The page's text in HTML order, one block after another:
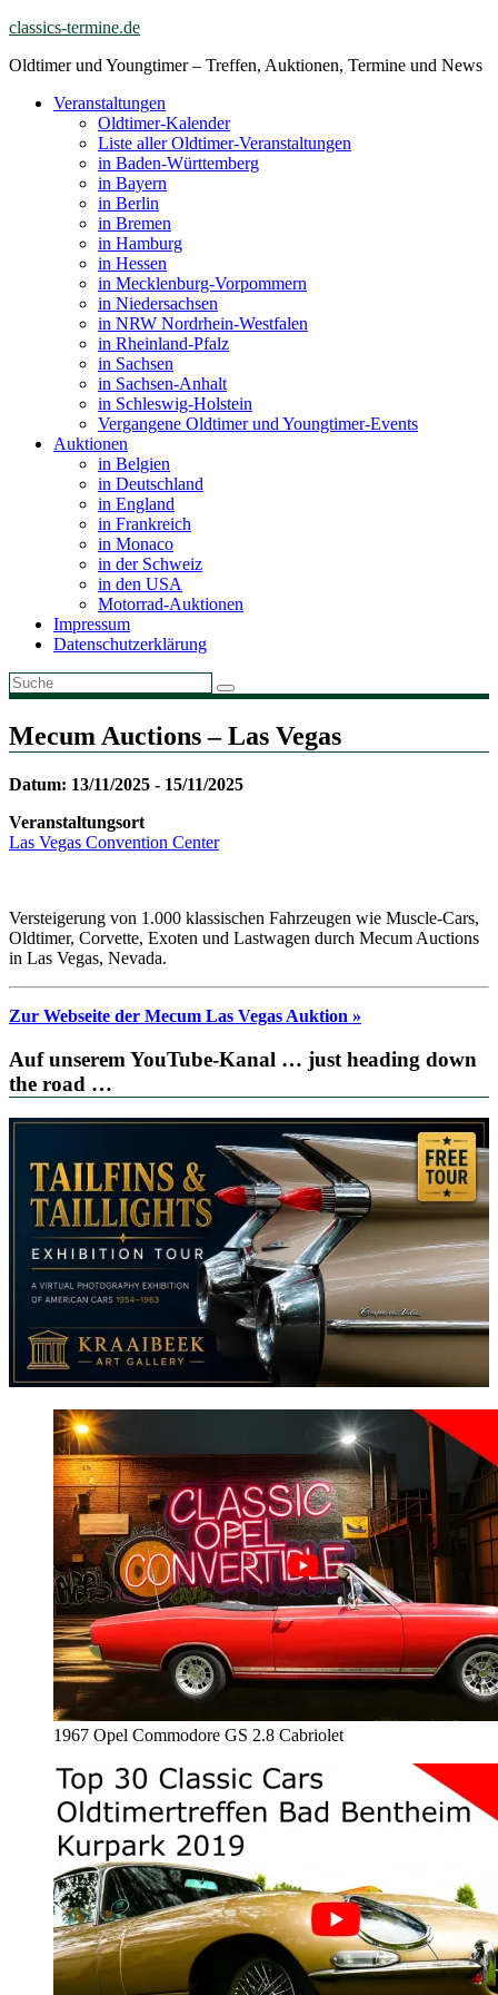
Skip
content
classics-termine.de
Oldtimer und Youngtimer – Treffen, Auktionen, Termine und News
Veranstaltungen
Oldtimer-Kalender
Liste aller Oldtimer-Veranstaltungen
in Baden-Württemberg
in Bayern
in Berlin
in Bremen
in Hamburg
in Hessen
in Mecklenburg-Vorpommern
in Niedersachsen
in NRW Nordrhein-Westfalen
in Rheinland-Pfalz
in Sachsen
in Sachsen-Anhalt
in Schleswig-Holstein
Vergangene Oldtimer und Youngtimer-Events
Auktionen
in Belgien
in Deutschland
in England
in Frankreich
in Monaco
in der Schweiz
in den USA
Motorrad-Auktionen
Impressum
Datenschutzerklärung
Mecum Auctions – Las Vegas
Datum: 13/11/2025 - 15/11/2025
Veranstaltungsort
Las Vegas Convention Center
Versteigerung von 1.000 klassischen Fahrzeugen wie Muscle-Cars,
Oldtimer, Corvette, Exoten und Lastwagen durch Mecum Auctions
in Las Vegas, Nevada.
Zur Webseite der Mecum Las Vegas Auktion »
Auf unserem YouTube-Kanal … just heading down
the road …
1967 Opel Commodore GS 2.8 Cabriolet